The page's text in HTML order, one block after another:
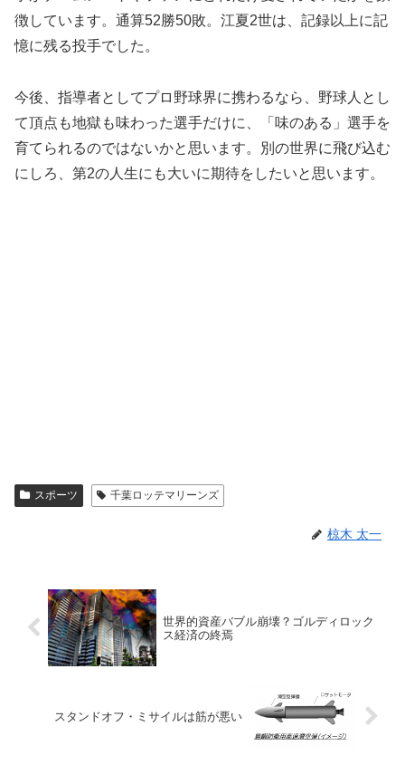
徴しています。通算52勝50敗。江夏2世は、記録以上に記
憶に残る投手でした。
今後、指導者としてプロ野球界に携わるなら、野球人とし
て頂点も地獄も味わった選手だけに、「味のある」選手を
育てられるのではないかと思います。別の世界に飛び込む
にしろ、第2の人生にも大いに期待をしたいと思います。
スポーツ 千葉ロッテマリーンズ
椋木 太一
世界的資産バブル崩壊？ゴルディロック
ス経済の終焉
スタンドオフ・ミサイルは筋が悪い